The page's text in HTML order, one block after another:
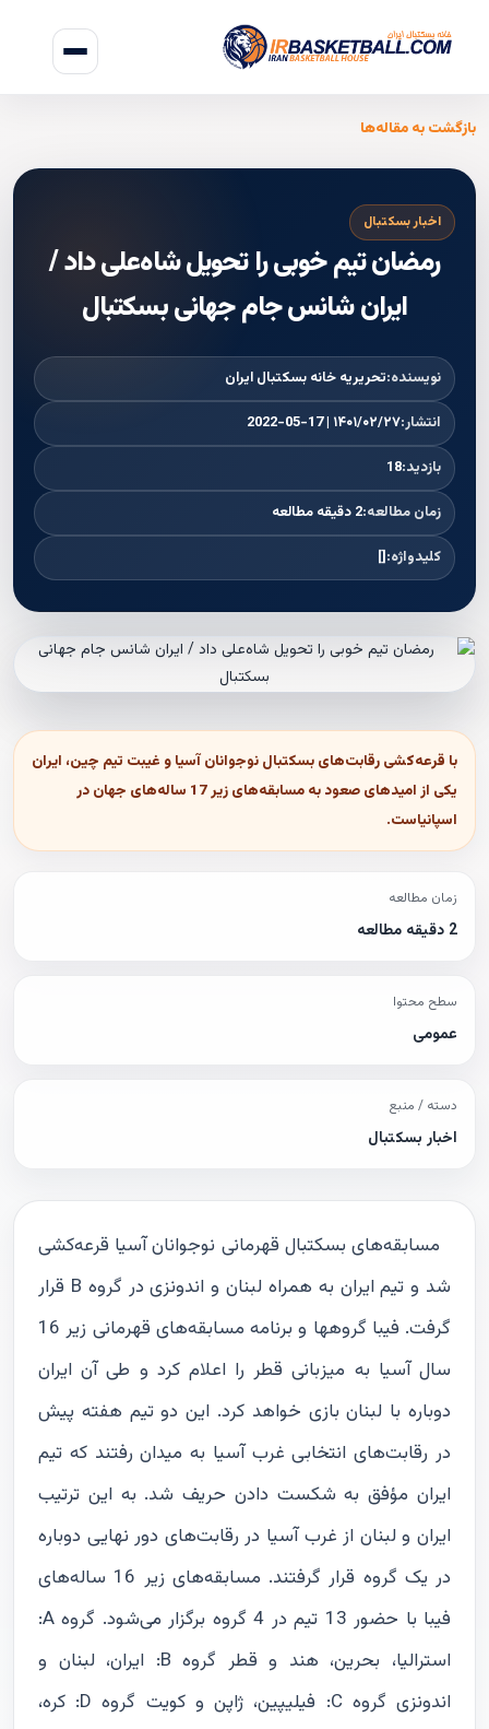
بازگشت به مقاله‌ها
اخبار بسکتبال
رمضان تیم خوبی را تحویل شاه‌علی داد /
ایران شانس جام جهانی بسکتبال
نویسنده:تحریریه خانه بسکتبال ایران
انتشار:۱۴۰۱/۰۲/۲۷ | 2022-05-17
بازدید:18
زمان مطالعه:2 دقیقه مطالعه
کلیدواژه:[]
با قرعه‌کشی رقابت‌های بسکتبال نوجوانان آسیا و غیبت تیم چین، ایران
یکی از امیدهای صعود به مسابقه‌های زیر 17 ساله‌های جهان در
اسپانیاست.
زمان مطالعه
2 دقیقه مطالعه
سطح محتوا
عمومی
دسته / منبع
اخبار بسکتبال
مسابقه‌های بسکتبال قهرمانی نوجوانان آسیا قرعه‌کشی
شد و تیم ایران به همراه لبنان و اندونزی در گروه B قرار
گرفت. فیبا گروهها و برنامه مسابقه‌های قهرمانی زیر 16
سال آسیا به میزبانی قطر را اعلام کرد و طی آن ایران
دوباره با لبنان بازی خواهد کرد. این دو تیم هفته پیش
در رقابت‌های انتخابی غرب آسیا به میدان رفتند که تیم
ایران مؤفق به شکست دادن حریف شد. به این ترتیب
ایران و لبنان از غرب آسیا در رقابت‌های دور نهایی دوباره
در یک گروه قرار گرفتند. مسابقه‌های زیر 16 ساله‌های
فیبا با حضور 13 تیم در 4 گروه برگزار می‌شود. گروه A:
استرالیا، بحرین، هند و قطر گروه B: ایران، لبنان و
اندونزی گروه C: فیلیپین، ژاپن و کویت گروه D: کره،